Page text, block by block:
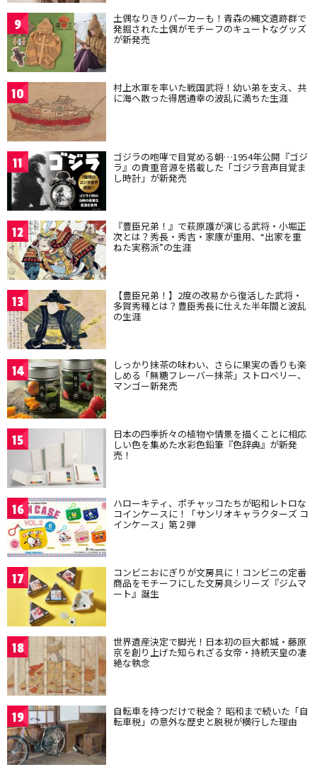
9 土偶なりきりパーカーも！青森の縄文遺跡群で
発掘された土偶がモチーフのキュートなグッズ
が新発売
10 村上水軍を率いた戦国武将！幼い弟を支え、共
に海へ散った得居通幸の波乱に満ちた生涯
11 ゴジラの咆哮で目覚める朝…1954年公開『ゴジ
ラ』の貴重音源を搭載した「ゴジラ音声目覚ま
し時計」が新発売
12 『豊臣兄弟！』で萩原護が演じる武将・小堀正
次とは？秀長・秀吉・家康が重用、“出家を重
ねた実務派”の生涯
13 【豊臣兄弟！】2度の改易から復活した武将・
多賀秀種とは？豊臣秀長に仕えた半年間と波乱
の生涯
14 しっかり抹茶の味わい、さらに果実の香りも楽
しめる「無糖フレーバー抹茶」ストロベリー、
マンゴー新発売
15 日本の四季折々の植物や情景を描くことに相応
しい色を集めた水彩色鉛筆『色辞典』が新発
売！
16 ハローキティ、ポチャッコたちが昭和レトロな
コインケースに！「サンリオキャラクターズ コ
インケース」第２弾
17 コンビニおにぎりが文房具に！コンビニの定番
商品をモチーフにした文房具シリーズ『ジムマ
ート』誕生
18 世界遺産決定で脚光！日本初の巨大都城・藤原
京を創り上げた知られざる女帝・持統天皇の凄
絶な執念
19 自転車を持つだけで税金？ 昭和まで続いた「自
転車税」の意外な歴史と脱税が横行した理由